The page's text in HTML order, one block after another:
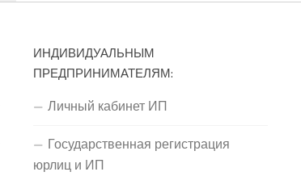
ИНДИВИДУАЛЬНЫМ
ПРЕДПРИНИМАТЕЛЯМ:
Личный кабинет ИП
Государственная регистрация
юрлиц и ИП